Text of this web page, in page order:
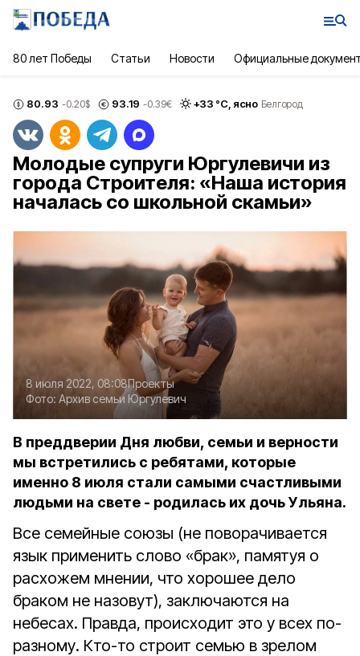
80 лет Победы Статьи Новости Официальные
80.93 -0.20$ 93.19 -0.39€ +33 °С, ясно Белгород
Молодые супруги Юргулевичи из
города Строителя: «Наша история
началась со школьной скамьи»
8 июля 2022, 08:08Проекты
Фото: Архив семьи Юргулевич
В преддверии Дня любви, семьи и верности
мы встретились с ребятами, которые
именно 8 июля стали самыми счастливыми
людьми на свете - родилась их дочь Ульяна.
Все семейные союзы (не поворачивается
язык применить слово «брак», памятуя о
расхожем мнении, что хорошее дело
браком не назовут), заключаются на
небесах. Правда, происходит это у всех по-
разному. Кто-то строит семью в зрелом